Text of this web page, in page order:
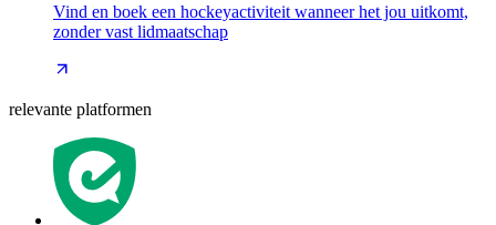
Vind en boek een hockeyactiviteit wanneer het jou uitkomt,
zonder vast lidmaatschap
relevante platformen